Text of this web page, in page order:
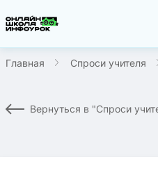
Главная Спроси учителя
Вернуться в "Спроси